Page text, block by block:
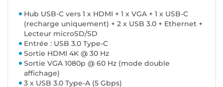
Hub USB-C vers 1 x HDMI + 1 x VGA + 1 x USB-C
(recharge uniquement) + 2 x USB 3.0 + Ethernet +
Lecteur microSD/SD
Entrée : USB 3.0 Type-C
Sortie HDMI 4K @ 30 Hz
Sortie VGA 1080p @ 60 Hz (mode double
affichage)
3 x USB 3.0 Type-A (5 Gbps)